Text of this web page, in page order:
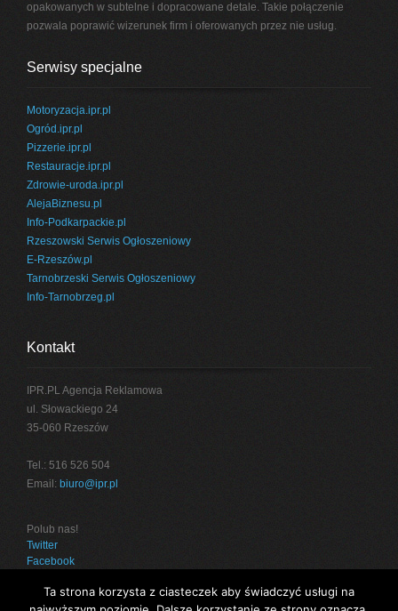
opakowanych w subtelne i dopracowane detale. Takie połączenie
pozwala poprawić wizerunek firm i oferowanych przez nie usług.
Serwisy specjalne
Motoryzacja.ipr.pl
Ogród.ipr.pl
Pizzerie.ipr.pl
Restauracje.ipr.pl
Zdrowie-uroda.ipr.pl
AlejaBiznesu.pl
Info-Podkarpackie.pl
Rzeszowski Serwis Ogłoszeniowy
E-Rzeszów.pl
Tarnobrzeski Serwis Ogłoszeniowy
Info-Tarnobrzeg.pl
Kontakt
IPR.PL Agencja Reklamowa
ul. Słowackiego 24
35-060 Rzeszów
Tel.: 516 526 504
Email: biuro@ipr.pl
Polub nas!
Twitter
Facebook
Ta strona korzysta z ciasteczek aby świadczyć usługi na